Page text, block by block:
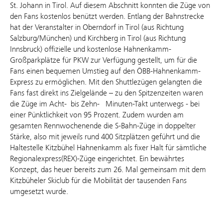
St. Johann in Tirol. Auf diesem Abschnitt konnten die Züge von
den Fans kostenlos benützt werden. Entlang der Bahnstrecke
hat der Veranstalter in Oberndorf in Tirol (aus Richtung
Salzburg/München) und Kirchberg in Tirol (aus Richtung
Innsbruck) offizielle und kostenlose Hahnenkamm-
Großparkplätze für PKW zur Verfügung gestellt, um für die
Fans einen bequemen Umstieg auf den ÖBB-Hahnenkamm-
Express zu ermöglichen. Mit den Shuttlezügen gelangten die
Fans fast direkt ins Zielgelände – zu den Spitzenzeiten waren
die Züge im Acht- bis Zehn- Minuten-Takt unterwegs - bei
einer Pünktlichkeit von 95 Prozent. Zudem wurden am
gesamten Rennwochenende die S-Bahn-Züge in doppelter
Stärke, also mit jeweils rund 400 Sitzplätzen geführt und die
Haltestelle Kitzbühel Hahnenkamm als fixer Halt für sämtliche
Regionalexpress(REX)-Züge eingerichtet. Ein bewährtes
Konzept, das heuer bereits zum 26. Mal gemeinsam mit dem
Kitzbüheler Skiclub für die Mobilität der tausenden Fans
umgesetzt wurde.